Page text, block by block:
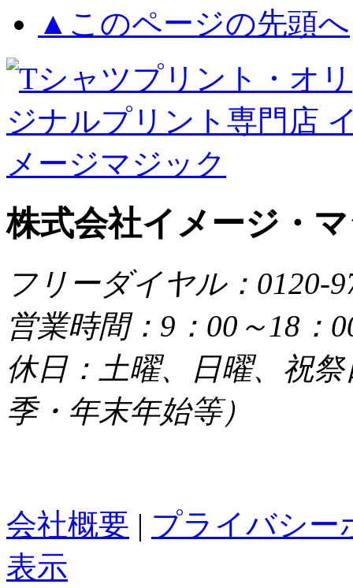
▲このページの先頭へ
株式会社イメージ・
フリーダイヤル：0120-
営業時間：9：00～18：
休日：土曜、日曜、祝
季・年末年始等）
会社概要 | プライバシー
表示